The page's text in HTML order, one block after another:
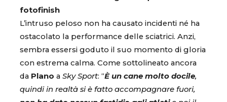
fotofinish
L’intruso peloso non ha causato incidenti né ha
ostacolato la performance delle sciatrici. Anzi,
sembra essersi goduto il suo momento di gloria
con estrema calma. Come sottolineato ancora
da Plano a Sky Sport: “È un cane molto docile,
quindi in realtà si è fatto accompagnare fuori,